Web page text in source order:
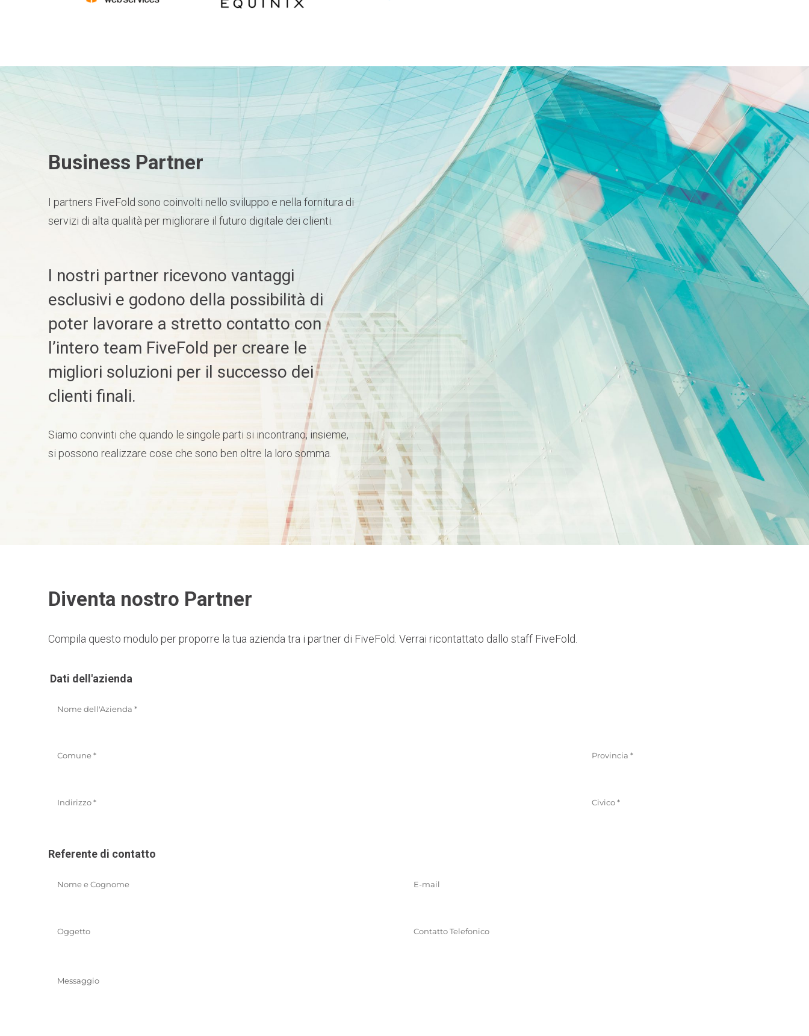
Business Partner
I partners FiveFold sono coinvolti nello sviluppo e nella fornitura di
servizi di alta qualità per migliorare il futuro digitale dei clienti.
I nostri partner ricevono vantaggi
esclusivi e godono della possibilità di
poter lavorare a stretto contatto con
l’intero team FiveFold per creare le
migliori soluzioni per il successo dei
clienti finali.
Siamo convinti che quando le singole parti si incontrano, insieme,
si possono realizzare cose che sono ben oltre la loro somma.
Diventa nostro Partner
Compila questo modulo per proporre la tua azienda tra i partner di FiveFold. Verrai ricontattato dallo staff FiveFold.
Dati dell'azienda
Referente di contatto